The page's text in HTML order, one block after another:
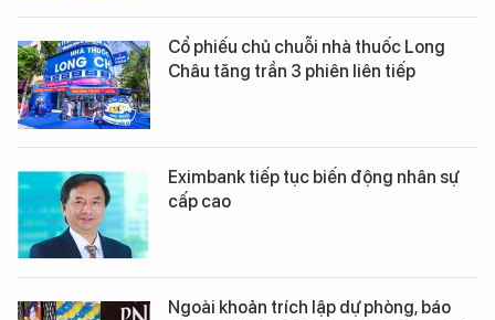
Cổ phiếu chủ chuỗi nhà thuốc Long
Châu tăng trần 3 phiên liên tiếp
Eximbank tiếp tục biến động nhân sự
cấp cao
Ngoài khoản trích lập dự phòng, báo